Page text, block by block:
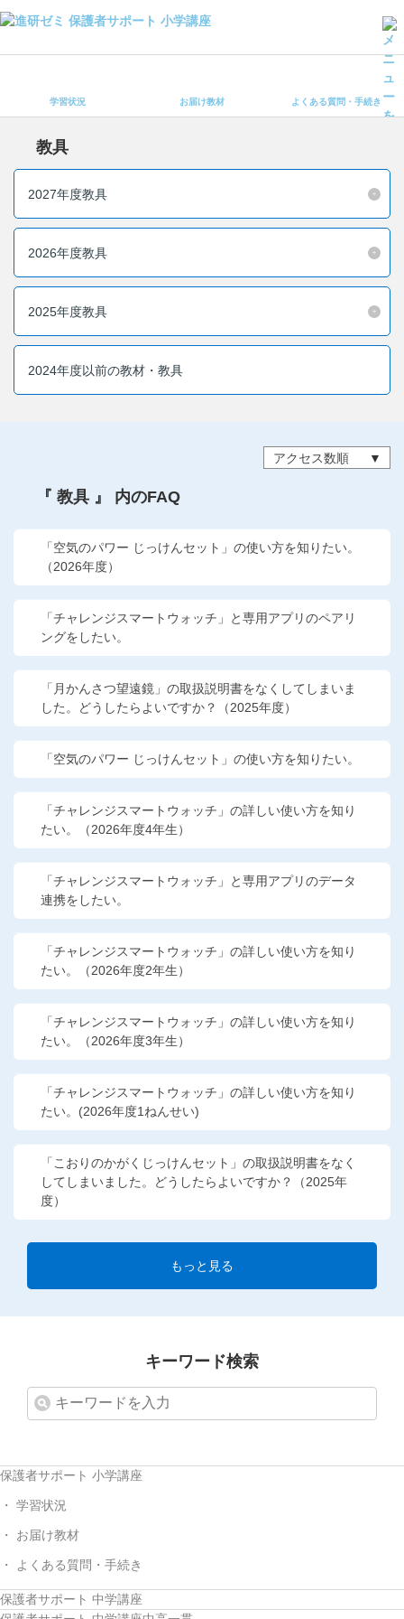
よくある質問・手続き
会員ページへログイン
よくある質問・お問い合わせ
お問い合わせ窓口
進研ゼミ 中学講座
進研ゼミ 中学講座 中高一貫
進研ゼミ 高校講座
進研ゼミ小学講座のご紹介はこちら
会員サイト(お子様用)はこちら
学習状況 お届け教材 よくある質問・手続き
教具
2027年度教具
2026年度教具
2025年度教具
2024年度以前の教材・教具
アクセス数順
『 教具 』 内のFAQ
「空気のパワー じっけんセット」の使い方を知りたい。
（2026年度）
「チャレンジスマートウォッチ」と専用アプリのペアリ
ングをしたい。
「月かんさつ望遠鏡」の取扱説明書をなくしてしまいま
した。どうしたらよいですか？（2025年度）
「空気のパワー じっけんセット」の使い方を知りたい。
「チャレンジスマートウォッチ」の詳しい使い方を知り
たい。（2026年度4年生）
「チャレンジスマートウォッチ」と専用アプリのデータ
連携をしたい。
「チャレンジスマートウォッチ」の詳しい使い方を知り
たい。（2026年度2年生）
「チャレンジスマートウォッチ」の詳しい使い方を知り
たい。（2026年度3年生）
「チャレンジスマートウォッチ」の詳しい使い方を知り
たい。(2026年度1ねんせい)
「こおりのかがくじっけんセット」の取扱説明書をなく
してしまいました。どうしたらよいですか？（2025年
度）
もっと見る
キーワード検索
保護者サポート 小学講座
学習状況
お届け教材
よくある質問・手続き
保護者サポート 中学講座